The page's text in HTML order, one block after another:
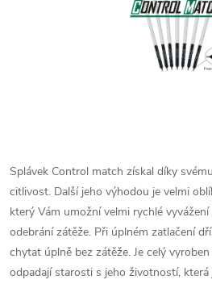
Splávek Control match získal díky
citlivost. Další jeho výhodou je velmi
který Vám umožní velmi rychlé
odebrání zátěže. Při úplném zatlačení
chytat úplně bez zátěže. Je celý
odpadají starosti s jeho životností, která